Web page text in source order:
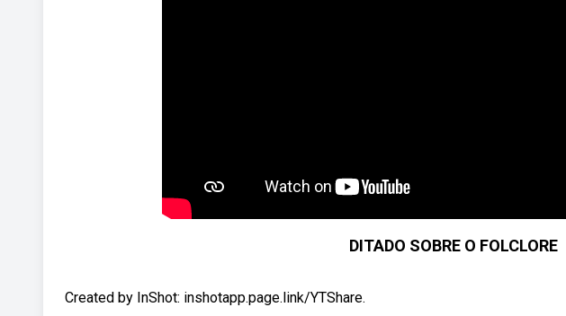
DITADO SOBRE O FOLCLORE
Created by InShot: inshotapp.page.link/YTShare.